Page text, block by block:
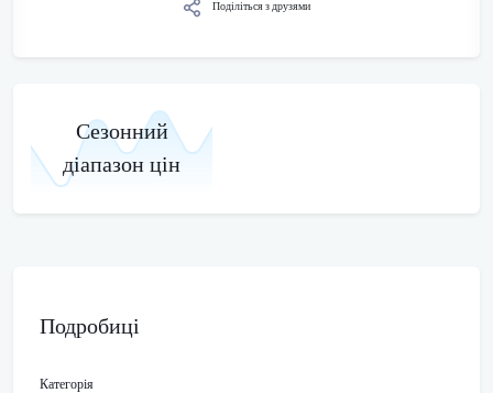
Поділіться з друзями
Сезонний
діапазон цін
Подробиці
Категорія